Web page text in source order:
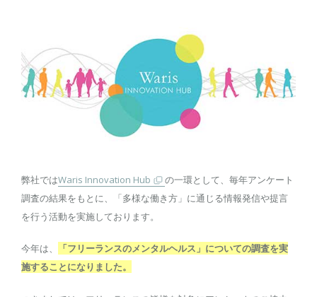
弊社ではWaris Innovation Hub
の一環として、毎年アンケート
調査の結果をもとに、「多様な働き方」に通じる情報発信や提言
を行う活動を実施しております。
今年は、
「フリーランスのメンタルヘルス」についての調査を実
施することになりました。